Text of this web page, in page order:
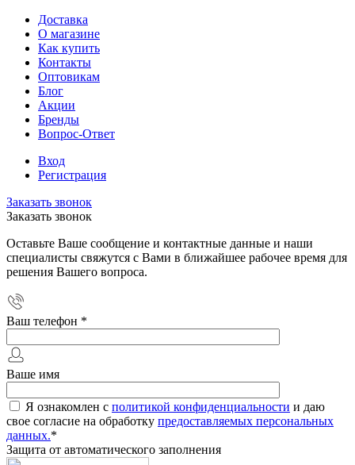
Доставка
О магазине
Как купить
Контакты
Оптовикам
Блог
Акции
Бренды
Вопрос-Ответ
Вход
Регистрация
Заказать звонок
Заказать звонок
Оставьте Ваше сообщение и контактные данные и наши
специалисты свяжутся с Вами в ближайшее рабочее время для
решения Вашего вопроса.
Ваш телефон *
Ваше имя
Я ознакомлен с политикой конфиденциальности и даю
свое согласие на обработку предоставляемых персональных
данных.*
Защита от автоматического заполнения